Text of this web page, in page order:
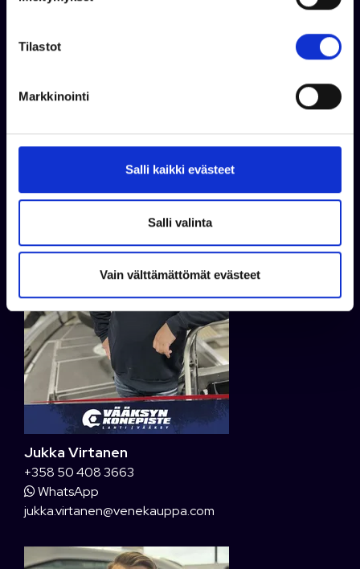
Tilastot
Markkinointi
Salli kaikki evästeet
Salli valinta
Vain välttämättömät evästeet
+358 44 326 0989
jouni.korhonen@venekauppa.com
Jukka Virtanen
+358 50 408 3663
WhatsApp
jukka.virtanen@venekauppa.com